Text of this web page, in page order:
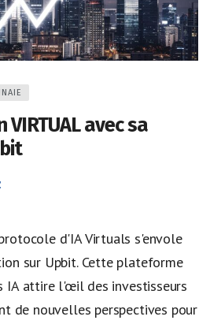
VIRTUAL avec sa
d'IA Virtuals s'envole
sur Upbit. Cette plateforme
IA attire l'œil des investisseurs
de nouvelles perspectives pour